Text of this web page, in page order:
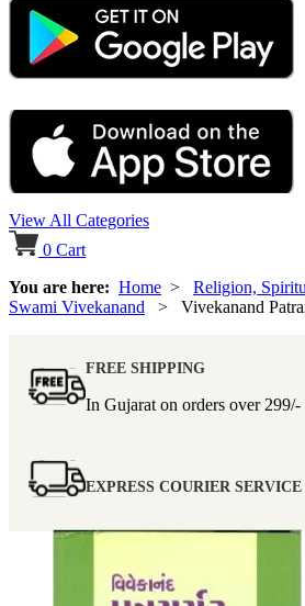
View All Categories
0 Cart
You are here: Home > Religion,
Swami Vivekanand > Vivekanand
FREE SHIPPING
In Gujarat on orders over 299/-
EXPRESS COURIER SERVICE